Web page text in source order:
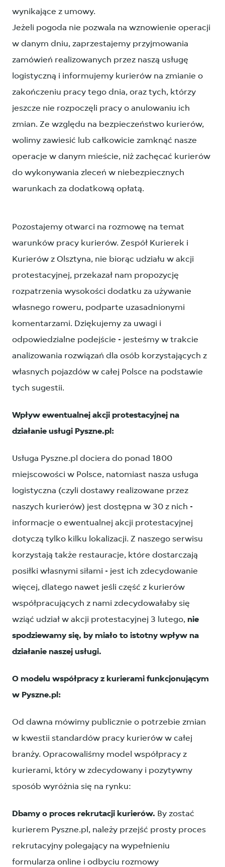
wynikające z umowy.
Jeżeli pogoda nie pozwala na wznowienie operacji
w danym dniu, zaprzestajemy przyjmowania
zamówień realizowanych przez naszą usługę
logistyczną i informujemy kurierów na zmianie o
zakończeniu pracy tego dnia, oraz tych, którzy
jeszcze nie rozpoczęli pracy o anulowaniu ich
zmian. Ze względu na bezpieczeństwo kurierów,
wolimy zawiesić lub całkowicie zamknąć nasze
operacje w danym mieście, niż zachęcać kurierów
do wykonywania zleceń w niebezpiecznych
warunkach za dodatkową opłatą.
Pozostajemy otwarci na rozmowę na temat
warunków pracy kurierów. Zespół Kurierek i
Kurierów z Olsztyna, nie biorąc udziału w akcji
protestacyjnej, przekazał nam propozycję
rozpatrzenia wysokości dodatku za używanie
własnego roweru, podparte uzasadnionymi
komentarzami. Dziękujemy za uwagi i
odpowiedzialne podejście - jesteśmy w trakcie
analizowania rozwiązań dla osób korzystających z
własnych pojazdów w całej Polsce na podstawie
tych sugestii.
Wpływ ewentualnej akcji protestacyjnej na
działanie usługi Pyszne.pl:
Usługa Pyszne.pl dociera do ponad 1800
miejscowości w Polsce, natomiast nasza usługa
logistyczna (czyli dostawy realizowane przez
naszych kurierów) jest dostępna w 30 z nich -
informacje o ewentualnej akcji protestacyjnej
dotyczą tylko kilku lokalizacji. Z naszego serwisu
korzystają także restauracje, które dostarczają
posiłki własnymi siłami - jest ich zdecydowanie
więcej, dlatego nawet jeśli część z kurierów
współpracujących z nami zdecydowałaby się
wziąć udział w akcji protestacyjnej 3 lutego, nie
spodziewamy się, by miało to istotny wpływ na
działanie naszej usługi.
O modelu współpracy z kurierami funkcjonującym
w Pyszne.pl:
Od dawna mówimy publicznie o potrzebie zmian
w kwestii standardów pracy kurierów w całej
branży. Opracowaliśmy model współpracy z
kurierami, który w zdecydowany i pozytywny
sposób wyróżnia się na rynku:
Dbamy o proces rekrutacji kurierów. By zostać
kurierem Pyszne.pl, należy przejść prosty proces
rekrutacyjny polegający na wypełnieniu
formularza online i odbyciu rozmowy